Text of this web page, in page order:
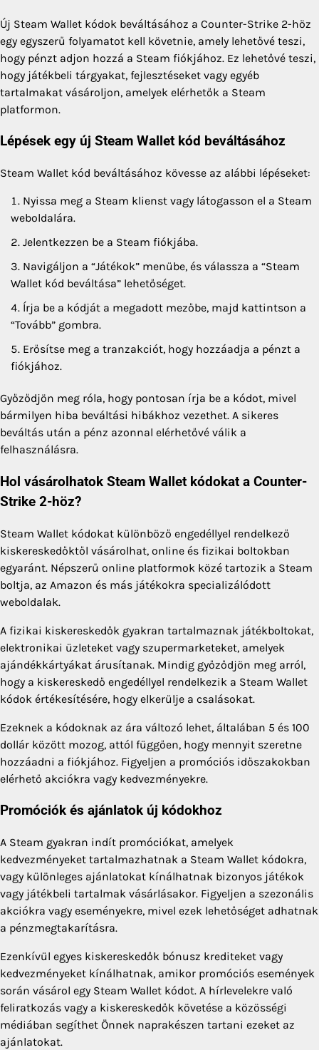
Új Steam Wallet kódok beváltásához a Counter-Strike 2-höz
egy egyszerű folyamatot kell követnie, amely lehetővé teszi,
hogy pénzt adjon hozzá a Steam fiókjához. Ez lehetővé teszi,
hogy játékbeli tárgyakat, fejlesztéseket vagy egyéb
tartalmakat vásároljon, amelyek elérhetők a Steam
platformon.
Lépések egy új Steam Wallet kód beváltásához
Steam Wallet kód beváltásához kövesse az alábbi lépéseket:
Nyissa meg a Steam klienst vagy látogasson el a Steam
weboldalára.
Jelentkezzen be a Steam fiókjába.
Navigáljon a “Játékok” menübe, és válassza a “Steam
Wallet kód beváltása” lehetőséget.
Írja be a kódját a megadott mezőbe, majd kattintson a
“Tovább” gombra.
Erősítse meg a tranzakciót, hogy hozzáadja a pénzt a
fiókjához.
Győződjön meg róla, hogy pontosan írja be a kódot, mivel
bármilyen hiba beváltási hibákhoz vezethet. A sikeres
beváltás után a pénz azonnal elérhetővé válik a
felhasználásra.
Hol vásárolhatok Steam Wallet kódokat a Counter-
Strike 2-höz?
Steam Wallet kódokat különböző engedéllyel rendelkező
kiskereskedőktől vásárolhat, online és fizikai boltokban
egyaránt. Népszerű online platformok közé tartozik a Steam
boltja, az Amazon és más játékokra specializálódott
weboldalak.
A fizikai kiskereskedők gyakran tartalmaznak játékboltokat,
elektronikai üzleteket vagy szupermarketeket, amelyek
ajándékkártyákat árusítanak. Mindig győződjön meg arról,
hogy a kiskereskedő engedéllyel rendelkezik a Steam Wallet
kódok értékesítésére, hogy elkerülje a csalásokat.
Ezeknek a kódoknak az ára változó lehet, általában 5 és 100
dollár között mozog, attól függően, hogy mennyit szeretne
hozzáadni a fiókjához. Figyeljen a promóciós időszakokban
elérhető akciókra vagy kedvezményekre.
Promóciók és ajánlatok új kódokhoz
A Steam gyakran indít promóciókat, amelyek
kedvezményeket tartalmazhatnak a Steam Wallet kódokra,
vagy különleges ajánlatokat kínálhatnak bizonyos játékok
vagy játékbeli tartalmak vásárlásakor. Figyeljen a szezonális
akciókra vagy eseményekre, mivel ezek lehetőséget adhatnak
a pénzmegtakarításra.
Ezenkívül egyes kiskereskedők bónusz krediteket vagy
kedvezményeket kínálhatnak, amikor promóciós események
során vásárol egy Steam Wallet kódot. A hírlevelekre való
feliratkozás vagy a kiskereskedők követése a közösségi
médiában segíthet Önnek naprakészen tartani ezeket az
ajánlatokat.